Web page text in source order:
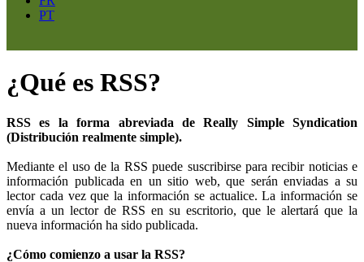
PT
¿Qué es RSS?
RSS es la forma abreviada de Really Simple Syndication
(Distribución realmente simple).
Mediante el uso de la RSS puede suscribirse para recibir noticias e
información publicada en un sitio web, que serán enviadas a su
lector cada vez que la información se actualice. La información se
envía a un lector de RSS en su escritorio, que le alertará que la
nueva información ha sido publicada.
¿Cómo comienzo a usar la RSS?